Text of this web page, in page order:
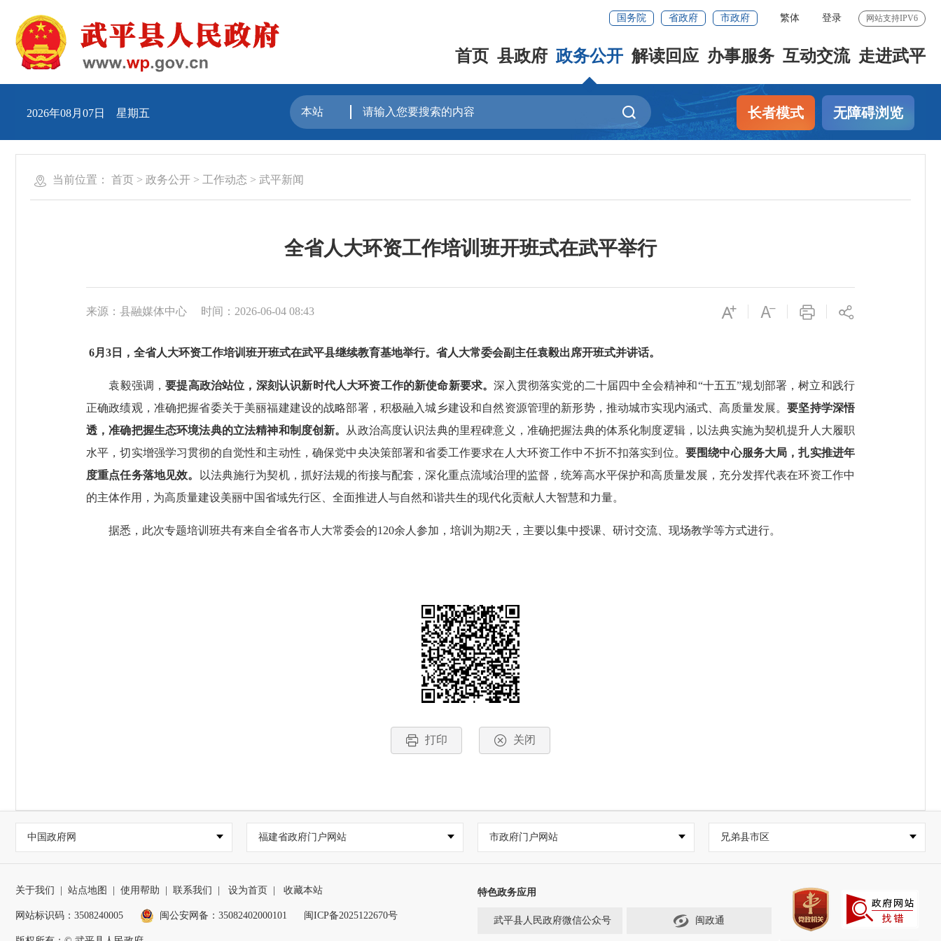
国务院 省政府 市政府 繁体 登录 网站支持IPV6
首页 县政府 政务公开 解读回应 办事服务 互动交流 走进武平
2026年08月07日 星期五 长者模式 无障碍浏览
当前位置： 首页 > 政务公开 > 工作动态 > 武平新闻
全省人大环资工作培训班开班式在武平举行
来源：县融媒体中心 时间：2026-06-04 08:43
6月3日，全省人大环资工作培训班开班式在武平县继续教育基地举行。省人大常委会副主任袁毅出席开班式并讲话。
袁毅强调，要提高政治站位，深刻认识新时代人大环资工作的新使命新要求。深入贯彻落实党的二十届四中全会精神和“十五五”规划部署，树立和践行
正确政绩观，准确把握省委关于美丽福建建设的战略部署，积极融入城乡建设和自然资源管理的新形势，推动城市实现内涵式、高质量发展。要坚持学深悟
透，准确把握生态环境法典的立法精神和制度创新。 从政治高度认识法典的里程碑意义，准确把握法典的体系化制度逻辑，以法典实施为契机提升人大履职
水平，切实增强学习贯彻的自觉性和主动性，确保党中央决策部署和省委工作要求在人大环资工作中不折不扣落实到位。 要围绕中心服务大局，扎实推进年
度重点任务落地见效。
以法典施行为契机，抓好法规的衔接与配套，深化重点流域治理的监督，统筹高水平保护和高质量发展，充分发挥代表在环资工作中
的主体作用，为高质量建设美丽中国省域先行区、全面推进人与自然和谐共生的现代化贡献人大智慧和力量。
据悉，此次专题培训班共有来自全省各市人大常委会的120余人参加，培训为期2天，主要以集中授课、研讨交流、现场教学等方式进行。
打印 关闭
中国政府网 福建省政府门户网站 市政府门户网站 兄弟县市区
关于我们 | 站点地图 | 使用帮助 | 联系我们 | 设为首页 | 收藏本站
网站标识码：3508240005 闽公安网备：35082402000101 闽ICP备2025122670号
特色政务应用
武平县人民政府微信公众号 闽政通